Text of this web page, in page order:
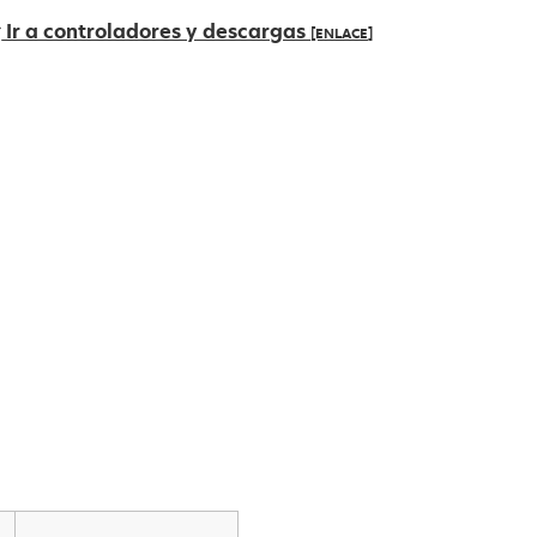
Ir a controladores y descargas [ENLACE]